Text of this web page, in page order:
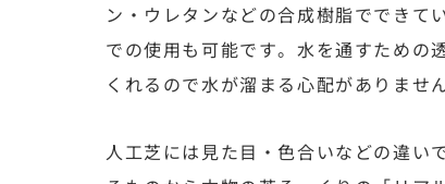
ン・ウレタンなどの合成樹脂でできて
での使用も可能です。水を通すための
くれるので水が溜まる心配がありません
人工芝には見た目・色合いなどの違い